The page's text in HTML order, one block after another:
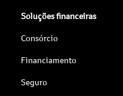
Soluções financeiras
Consórcio
Financiamento
Seguro